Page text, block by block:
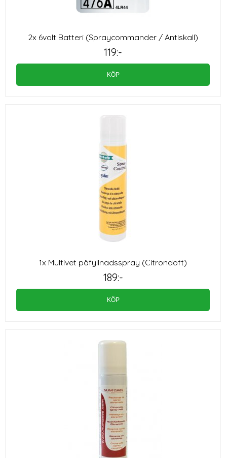
2x 6volt Batteri (Spraycommander / Antiskall)
119:-
KÖP
1x Multivet påfyllnadsspray (Citrondoft)
189:-
KÖP